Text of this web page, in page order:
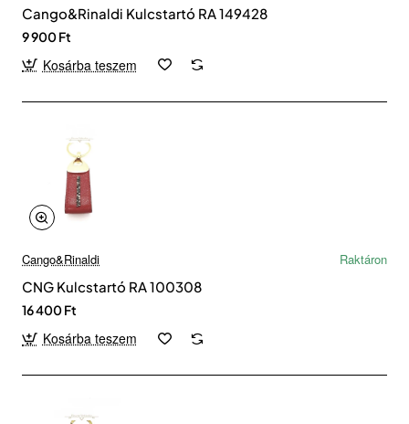
Cango&Rinaldi Kulcstartó RA 149428
9 900 Ft
Kosárba teszem
Cango&Rinaldi
Raktáron
CNG Kulcstartó RA 100308
16 400 Ft
Kosárba teszem